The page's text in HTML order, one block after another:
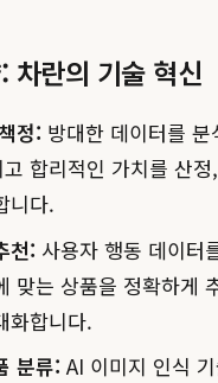
차란의 기술 혁신
정: 방대한 데이터를 분
합리적인 가치를 산
니다.
천: 사용자 행동 데이터
맞는 상품을 정확하게
화합니다.
분류: AI 이미지 인식